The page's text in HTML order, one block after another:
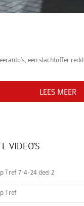
een slachtoffer
LEES MEER
VIDEO’S
Tref 7-4-'24 deel 2
Tref